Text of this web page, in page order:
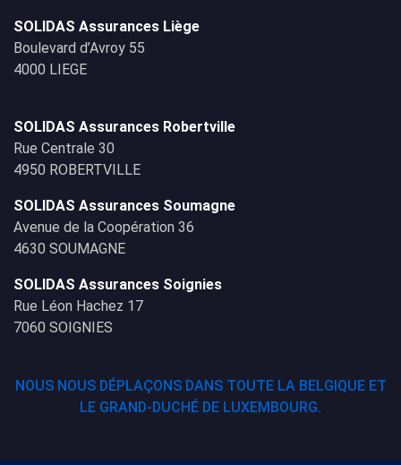
SOLIDAS Assurances Liège
Boulevard d’Avroy 55
4000 LIEGE
SOLIDAS Assurances Robertville
Rue Centrale 30
4950 ROBERTVILLE
SOLIDAS Assurances Soumagne
Avenue de la Coopération 36
4630 SOUMAGNE
SOLIDAS Assurances Soignies
Rue Léon Hachez 17
7060 SOIGNIES
NOUS NOUS DÉPLAÇONS DANS TOUTE LA BELGIQUE ET
LE GRAND-DUCHÉ DE LUXEMBOURG.